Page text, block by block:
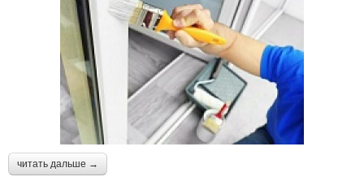
читать дальше →